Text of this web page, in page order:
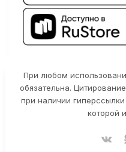
При любом
обязательна.
при наличии
которой